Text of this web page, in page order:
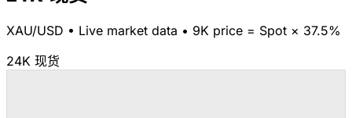
XAU/USD • Live market data • 9K price = Spot × 37.5%
24K 现货